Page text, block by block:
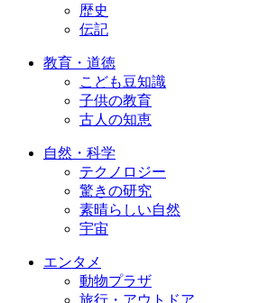
歴史
伝記
教育・道徳
こども豆知識
子供の教育
古人の知恵
自然・科学
テクノロジー
驚きの研究
素晴らしい自然
宇宙
エンタメ
動物プラザ
旅行・アウトドア